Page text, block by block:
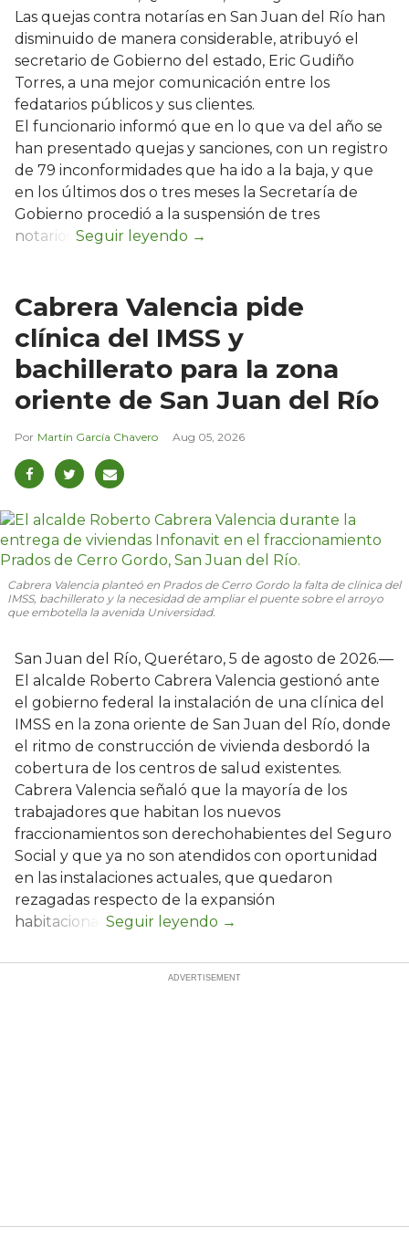
Las quejas contra notarías en San Juan del Río han
disminuido de manera considerable, atribuyó el
secretario de Gobierno del estado, Eric Gudiño
Torres, a una mejor comunicación entre los
fedatarios públicos y sus clientes.
El funcionario informó que en lo que va del año se
han presentado quejas y sanciones, con un registro
de 79 inconformidades que ha ido a la baja, y que
en los últimos dos o tres meses la Secretaría de
Gobierno procedió a la suspensión de tres
notarios.
Cabrera Valencia pide
clínica del IMSS y
bachillerato para la zona
oriente de San Juan del Río
Martín García Chavero Aug 05, 2026
Cabrera Valencia planteó en Prados de Cerro Gordo la falta de clínica del
IMSS, bachillerato y la necesidad de ampliar el puente sobre el arroyo
que embotella la avenida Universidad.
San Juan del Río, Querétaro, 5 de agosto de 2026.—
El alcalde Roberto Cabrera Valencia gestionó ante
el gobierno federal la instalación de una clínica del
IMSS en la zona oriente de San Juan del Río, donde
el ritmo de construcción de vivienda desbordó la
cobertura de los centros de salud existentes.
Cabrera Valencia señaló que la mayoría de los
trabajadores que habitan los nuevos
fraccionamientos son derechohabientes del Seguro
Social y que ya no son atendidos con oportunidad
en las instalaciones actuales, que quedaron
rezagadas respecto de la expansión
habitacional.